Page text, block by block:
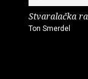
Stvaralačka
Ton Smerdel